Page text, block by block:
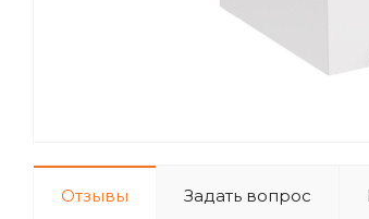
Отзывы Задать вопрос